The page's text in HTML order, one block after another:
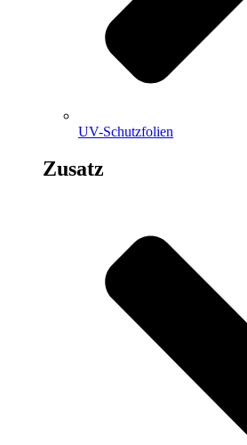
UV-Schutzfolien
Zusatz